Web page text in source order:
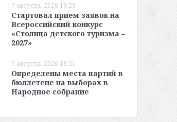
7 августа, 2026 19:29
Стартовал прием заявок на
Всероссийский конкурс
«Столица детского туризма –
2027»
7 августа, 2026 18:51
Определены места партий в
бюллетене на выборах в
Народное собрание